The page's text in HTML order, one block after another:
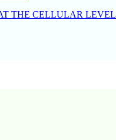
THE CELLULAR LEVEL